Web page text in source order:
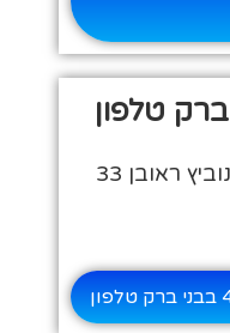
ראובן 33